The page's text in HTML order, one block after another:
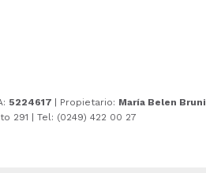
5224617 | Propietario: María Belen Bruni
291 | Tel: (0249) 422 00 27